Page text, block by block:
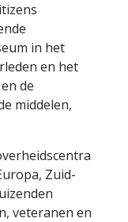
in het
en het
de
middelen,
Zuid-
veteranen en